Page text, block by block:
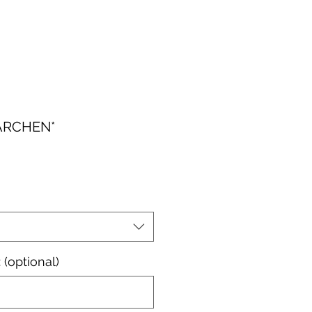
(optional)